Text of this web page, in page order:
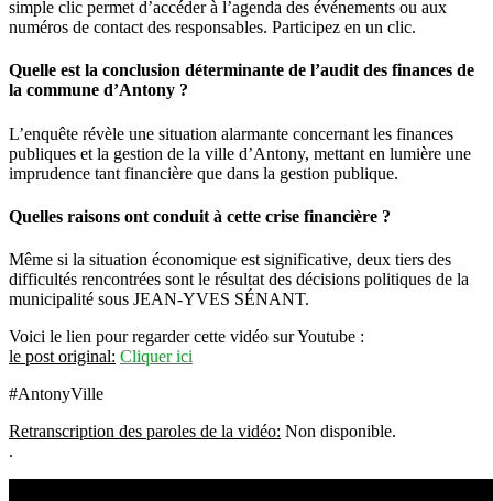
simple clic permet d’accéder à l’agenda des événements ou aux
numéros de contact des responsables. Participez en un clic.
Quelle est la conclusion déterminante de l’audit des finances de
la commune d’Antony ?
L’enquête révèle une situation alarmante concernant les finances
publiques et la gestion de la ville d’Antony, mettant en lumière une
imprudence tant financière que dans la gestion publique.
Quelles raisons ont conduit à cette crise financière ?
Même si la situation économique est significative, deux tiers des
difficultés rencontrées sont le résultat des décisions politiques de la
municipalité sous JEAN-YVES SÉNANT.
Voici le lien pour regarder cette vidéo sur Youtube :
le post original: Cliquer ici
#AntonyVille
Retranscription des paroles de la vidéo: Non disponible.
.